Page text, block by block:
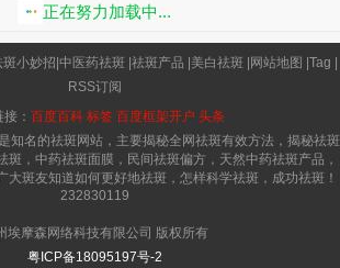
正在努力加载中...
斑小妙招|中医药祛斑 |祛斑产品 |美白祛斑 |网站地图 |Tag |
RSS订阅
： 百度百科 标签 百度框架开户 头条
知名的祛斑网站，主要揭秘全网祛斑有效方法，揭秘祛斑
斑，中药祛斑面膜，民间祛斑偏方，天然中药祛斑产品，
大斑友知道如何更好地祛斑，怎样科学祛斑，成功祛斑！
232830119
埃摩森网络科技有限公司 版权所有
粤ICP备18095197号-2